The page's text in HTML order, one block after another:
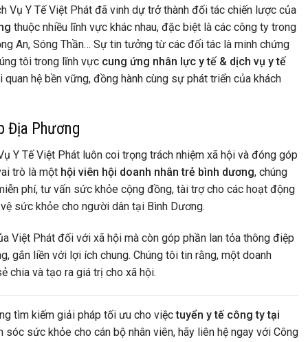
Vụ Y Tế Việt Phát đã vinh dự trở thành đối tác chiến lược của
thuộc nhiều lĩnh vực khác nhau, đặc biệt là các công ty trong
An, Sóng Thần… Sự tin tưởng từ các đối tác là minh chứng
tôi trong lĩnh vực cung ứng nhân lực y tế & dịch vụ y tế
hệ bền vững, đồng hành cùng sự phát triển của khách
Địa Phương
Y Tế Việt Phát luôn coi trọng trách nhiệm xã hội và đóng góp
trò là một hội viên hội doanh nhân trẻ bình dương, chúng
phí, tư vấn sức khỏe cộng đồng, tài trợ cho các hoạt động
sức khỏe cho người dân tại Bình Dương.
Việt Phát đối với xã hội mà còn góp phần lan tỏa thông điệp
gắn liền với lợi ích chung. Chúng tôi tin rằng, một doanh
chia và tạo ra giá trị cho xã hội.
tìm kiếm giải pháp tối ưu cho việctuyển y tế công ty tại
sức khỏe cho cán bộ nhân viên, hãy liên hệ ngay với Công